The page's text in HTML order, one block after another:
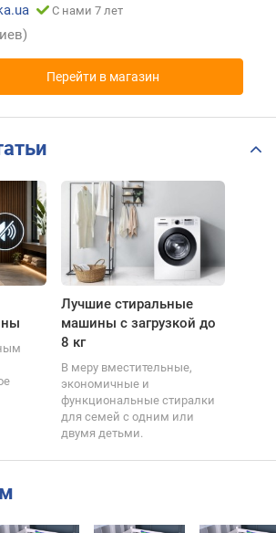
С нами 7 лет
Перейти в магазин
Лучшие стиральные
машины с загрузкой до
8 кг
В меру вместительные,
экономичные и
функциональные стиралки
для семей с одним или
двумя детьми.